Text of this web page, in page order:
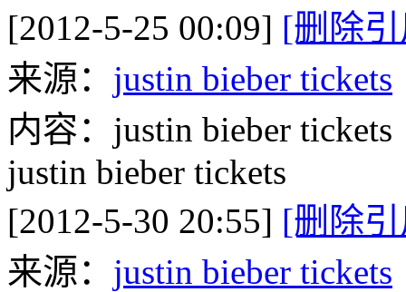
[2012-5-25 00:09] [删除
来源： justin bieber tickets
内容：justin bieber tickets
justin bieber tickets
[2012-5-30 20:55] [删除
来源： justin bieber tickets